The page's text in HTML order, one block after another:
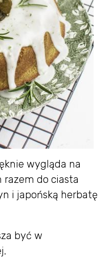
wygląda na
razem do ciasta
i japońską herbatę
być w